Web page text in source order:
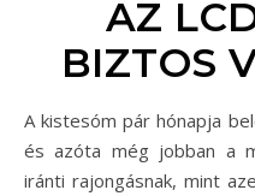
AZ
BIZTOS
A kistesóm pár hónapja belépett egy tengerimalac klubba,
és azóta még jobban a
iránti rajongásnak, mint